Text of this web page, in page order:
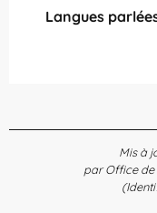
Langues
Langues
Mis à
par Office de